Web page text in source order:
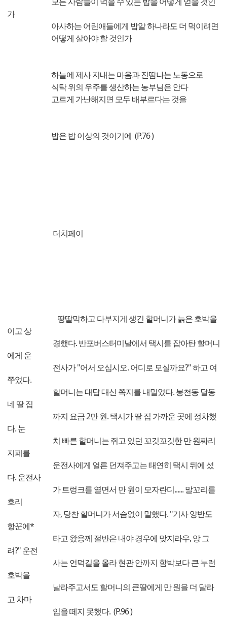
가
아사하는 어린애들에게 밥알 하나라도 더 먹이려면
어떻게 살아야 할 것인가
하늘에 제사 지내는 마음과 진땀나는 노동으로
식탁 위의 우주를 생산하는 농부님은 안다
고르게 가난해지면 모두 배부르다는 것을
밥은 밥 이상의 것이기에 (P.76 )
더치페이
땅딸막하고 다부지게 생긴 할머니가 늙은 호박을
이고 상
경했다. 반포버스터미날에서 택시를 잡아탄 할머니
에게 운
전사가 "어서 오십시오. 어디로 모실까요?" 하고 여
쭈었다.
할머니는 대답 대신 쪽지를 내밀었다. 봉천동 달동
네 딸 집
까지 요금 2만 원. 택시가 딸 집 가까운 곳에 정차했
다. 눈
치 빠른 할머니는 쥐고 있던 꼬깃꼬깃한 만 원짜리
지폐를
운전사에게 얼른 던져주고는 태연히 택시 뒤에 섰
다. 운전사
가 트렁크를 열면서 만 원이 모자란디...... 말꼬리를
흐리
자, 당찬 할머니가 서슴없이 말했다. "기사 양반도
항꾼에*
타고 왔응께 절반은 내야 경우에 맞지라우, 앙 그
려?" 운전
사는 언덕길을 올라 현관 안까지 함박보다 큰 누런
호박을
날라주고서도 할머니의 큰딸에게 만 원을 더 달라
고 차마
입을 떼지 못했다. (P.96 )